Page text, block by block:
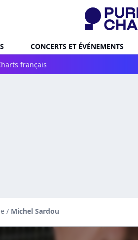
CONCERTS ET ÉVÉNEMENTS
français
/ Michel Sardou